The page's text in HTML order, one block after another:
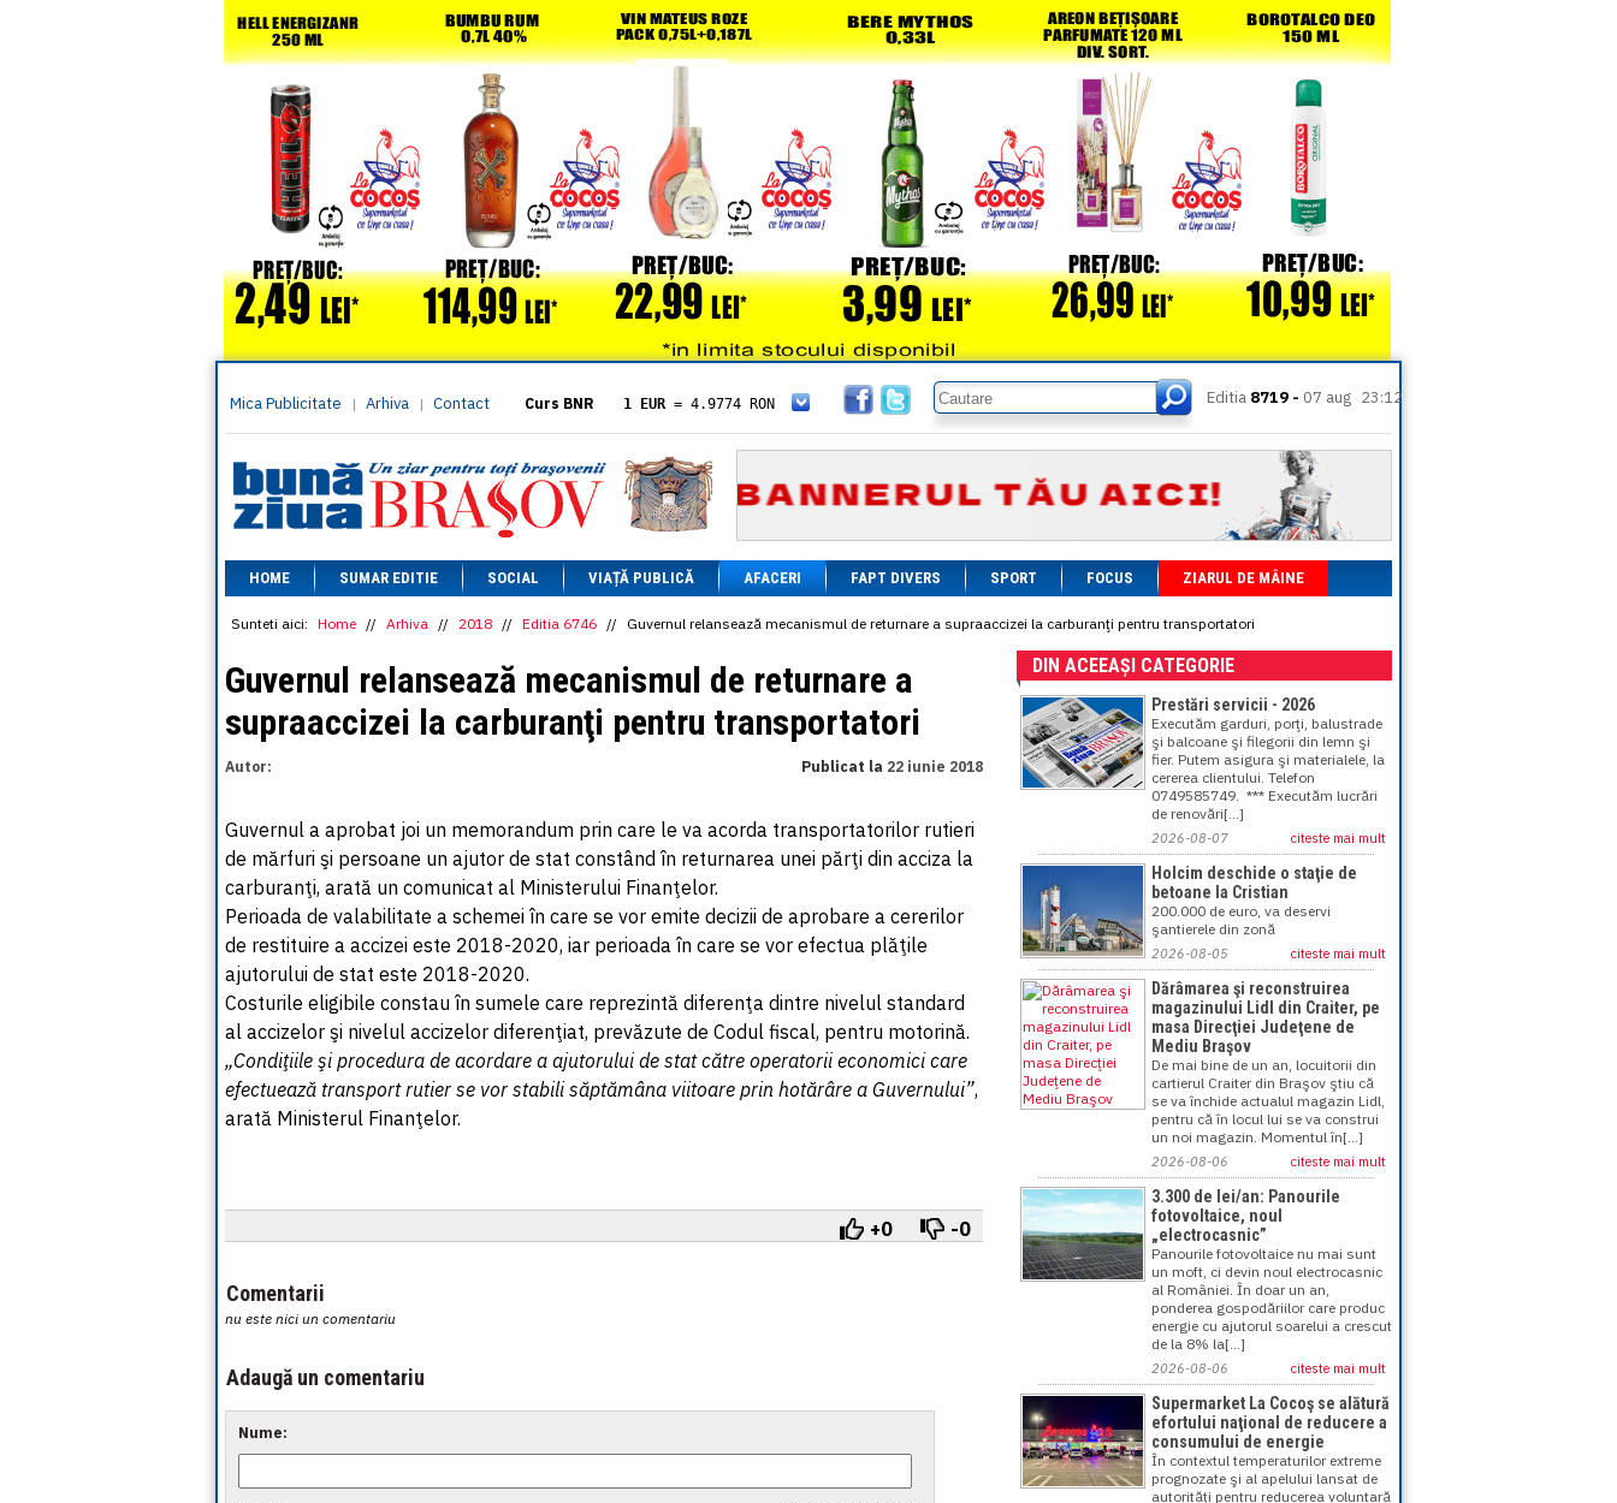
Mica Publicitate | Arhiva | Contact Curs BNR 1 EUR = 4.9774 RON
= 5.8304 RON
1 XAU= 464.4611 RON
1 AED= 1.1933 RON
1 AUD= 2.7957 RON
1 BGN= 2.5449 RON
1 CAD= 3.1559 RON
1 CHF= 5.2813 RON
1 CNY= 0.6015 RON
1 DKK
= 0.6668 RON
1 EGP
= 0.0860 RON
= 1.2223 RON
1 INR
= 0.0513 RON
1 NOK= 0.4191 RON
1 NZD= 2.6097 RON
1 PLN= 1.1646 RON
= 0.0425 RON
1 RUB= 0.0530 RON
1 SEK= 0.4526 RON
1 XDR= 5.9383 RON
1 ZAR= 0.2318 RON
Editia 8719 - 07 aug 23:12
HOME SUMAR EDITIE SOCIAL VIAȚĂ PUBLICĂ AFACERI FAPT DIVERS SPORT FOCUS ZIARUL DE MÂINE
Sunteti aici: Home // Arhiva // 2018 // Editia 6746 // Guvernul relansează mecanismul de returnare a supraaccizei la carburanţi pentru transportatori
Guvernul relansează mecanismul de returnare a
supraaccizei la carburanţi pentru transportatori
Autor: Publicat la 22 iunie 2018
Guvernul a aprobat joi un memorandum prin care le va acorda transportatorilor rutieri
de mărfuri şi persoane un ajutor de stat constând în returnarea unei părţi din acciza la
carburanţi, arată un comunicat al Ministerului Finanţelor.
Perioada de valabilitate a schemei în care se vor emite decizii de aprobare a cererilor
de restituire a accizei este 2018-2020, iar perioada în care se vor efectua plăţile
ajutorului de stat este 2018-2020.
Costurile eligibile constau în sumele care reprezintă diferenţa dintre nivelul standard
al accizelor şi nivelul accizelor diferenţiat, prevăzute de Codul fiscal, pentru motorină.
„Condiţiile şi procedura de acordare a ajutorului de stat către operatorii economici care
efectuează transport rutier se vor stabili săptămâna viitoare prin hotărâre a Guvernului”,
arată Ministerul Finanţelor.
+0 -0
Comentarii
nu este nici un comentariu
Adaugă un comentariu
Nume:
DIN ACEEAȘI CATEGORIE
Prestări servicii - 2026
Executăm garduri, porţi, balustrade
şi balcoane şi filegorii din lemn şi
fier. Putem asigura şi materialele, la
cererea clientului. Telefon
0749585749. *** Executăm lucrări
de renovări[...]
2026-08-07 citeste mai mult
Holcim deschide o staţie de
betoane la Cristian
200.000 de euro, va deservi
şantierele din zonă
2026-08-05 citeste mai mult
Dărâmarea şi reconstruirea
magazinului Lidl din Craiter, pe
masa Direcţiei Judeţene de
Mediu Braşov
De mai bine de un an, locuitorii din
cartierul Craiter din Braşov ştiu că
se va închide actualul magazin Lidl,
pentru că în locul lui se va construi
un noi magazin. Momentul în[...]
2026-08-06 citeste mai mult
3.300 de lei/an: Panourile
fotovoltaice, noul
„electrocasnic”
Panourile fotovoltaice nu mai sunt
un moft, ci devin noul electrocasnic
al României. În doar un an,
ponderea gospodăriilor care produc
energie cu ajutorul soarelui a crescut
de la 8% la[...]
2026-08-06 citeste mai mult
Supermarket La Cocoş se alătură
efortului naţional de reducere a
consumului de energie
În contextul temperaturilor extreme
prognozate şi al apelului lansat de
autorităţi pentru reducerea voluntară